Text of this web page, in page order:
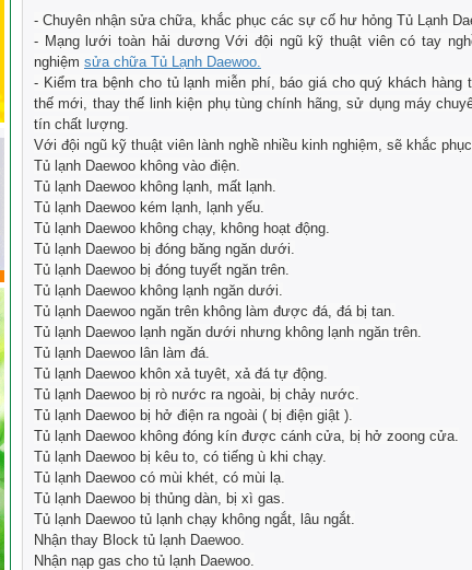
- Chuyên nhận sửa chữa, khắc phục các sự cố hư hỏng Tủ Lạnh
- Mạng lưới toàn hải dương Với đội ngũ kỹ thuật viên có tay
nghiệm sửa chữa Tủ Lạnh Daewoo.
- Kiểm tra bệnh cho tủ lạnh miễn phí, báo giá cho quý khách
thế mới, thay thế linh kiện phụ tùng chính hãng, sử dụng máy
tín chất lượng.
Với đội ngũ kỹ thuật viên lành nghề nhiều kinh nghiệm, sẽ khắc
Tủ lạnh Daewoo không vào điện.
Tủ lạnh Daewoo không lạnh, mất lạnh.
Tủ lạnh Daewoo kém lạnh, lạnh yếu.
Tủ lạnh Daewoo không chạy, không hoạt động.
Tủ lạnh Daewoo bị đóng băng ngăn dưới.
Tủ lạnh Daewoo bị đóng tuyết ngăn trên.
Tủ lạnh Daewoo không lạnh ngăn dưới.
Tủ lạnh Daewoo ngăn trên không làm được đá, đá bị tan.
Tủ lạnh Daewoo lạnh ngăn dưới nhưng không lạnh ngăn trên.
Tủ lạnh Daewoo lân làm đá.
Tủ lạnh Daewoo khôn xả tuyêt, xả đá tự động.
Tủ lạnh Daewoo bị rò nước ra ngoài, bị chảy nước.
Tủ lạnh Daewoo bị hở điện ra ngoài ( bị điện giật ).
Tủ lạnh Daewoo không đóng kín được cánh cửa, bị hở zoong cửa.
Tủ lạnh Daewoo bị kêu to, có tiếng ù khi chạy.
Tủ lạnh Daewoo có mùi khét, có mùi lạ.
Tủ lạnh Daewoo bị thủng dàn, bị xì gas.
Tủ lạnh Daewoo tủ lạnh chạy không ngắt, lâu ngắt.
Nhận thay Block tủ lạnh Daewoo.
Nhận nạp gas cho tủ lạnh Daewoo.